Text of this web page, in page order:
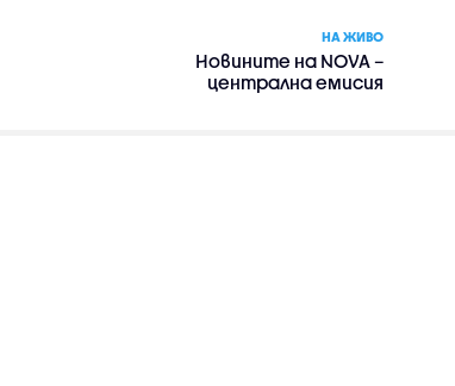
НА ЖИВО
Новините на NOVA –
централна емисия